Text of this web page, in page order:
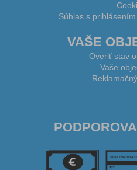
Súhlas s
VAŠE
Overiť stav
Vaše